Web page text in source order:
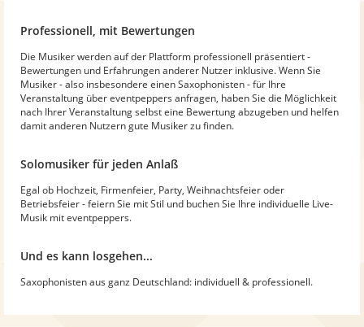
Professionell, mit Bewertungen
Die Musiker werden auf der Plattform professionell präsentiert -
Bewertungen und Erfahrungen anderer Nutzer inklusive. Wenn Sie
Musiker - also insbesondere einen Saxophonisten - für Ihre
Veranstaltung über eventpeppers anfragen, haben Sie die Möglichkeit
nach Ihrer Veranstaltung selbst eine Bewertung abzugeben und helfen
damit anderen Nutzern gute Musiker zu finden.
Solomusiker für jeden Anlaß
Egal ob Hochzeit, Firmenfeier, Party, Weihnachtsfeier oder
Betriebsfeier - feiern Sie mit Stil und buchen Sie Ihre individuelle Live-
Musik mit eventpeppers.
Und es kann losgehen...
Saxophonisten aus ganz Deutschland: individuell & professionell.